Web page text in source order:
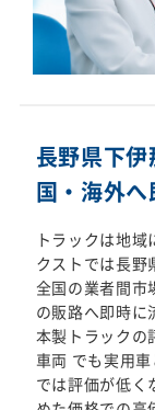
長野県下
国・海外
トラックは地
クストでは長野
全国の業者間市
の販路へ即時に
本製トラックの
車両 でも実用
では評価が低く